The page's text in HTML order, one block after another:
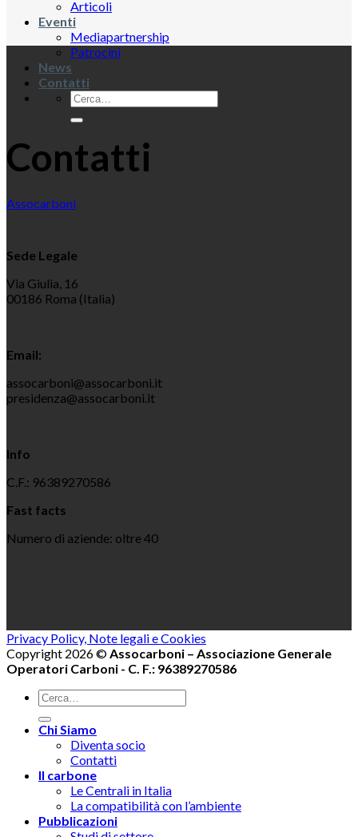
Articoli
Eventi
Mediapartnership
Patrocini
News
Contatti
Contatti
Assocarboni
Sede Legale
Via Giulia, 16
00186 Roma (Italia)
Email:
assocarboni@assocarboni.it
presidenza@assocarboni.it
Info
C.F.: 96389270586
Fast facts
Numero di aziende: oltre 40
Privacy Policy, Note legali e Cookies
Copyright 2026 © Assocarboni – Associazione Generale
Operatori Carboni - C. F.: 96389270586
Chi Siamo
Diventa socio
Contatti
Il carbone
Le Centrali in Italia
La compatibilità con l’ambiente
Pubblicazioni